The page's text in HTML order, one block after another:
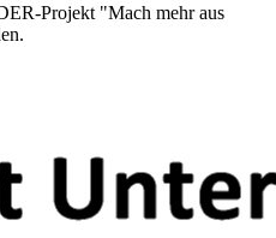
Projekt "Mach mehr aus